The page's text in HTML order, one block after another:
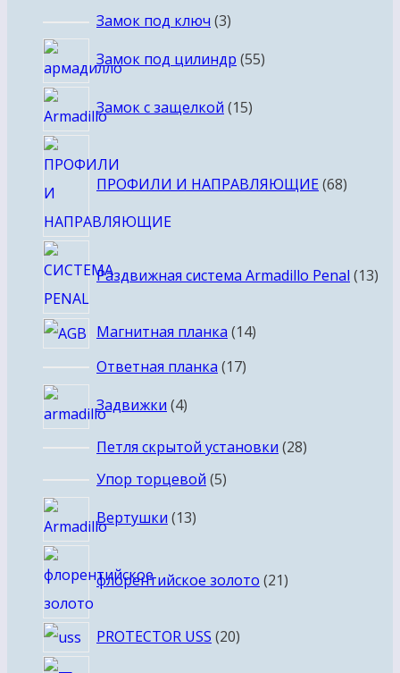
Замок под ключ 33
Замок под цилиндр 5555
Замок с защелкой 1515
ПРОФИЛИ И НАПРАВЛЯЮЩИЕ 68
Раздвижная система Armadillo Penal 13
Магнитная планка 1414
Ответная планка 1717
Задвижки 44
Петля скрытой установки 2828
Упор торцевой 55
Вертушки 1313
флорентийское золото 21товар
PROTECTOR USS 2020